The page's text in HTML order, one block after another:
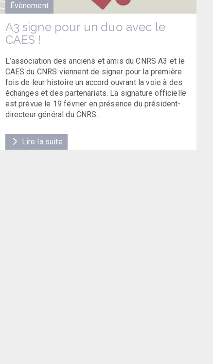
Évènement
A3 signe pour un duo avec le
CAES !
L’association des anciens et amis du CNRS A3 et le
CAES du CNRS viennent de signer pour la première
fois de leur histoire un accord ouvrant la voie à des
échanges et des partenariats. La signature officielle
est prévue le 19 février en présence du président-
directeur général du CNRS.
Lire la suite